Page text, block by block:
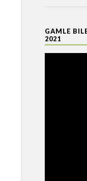
GAMLE
2021